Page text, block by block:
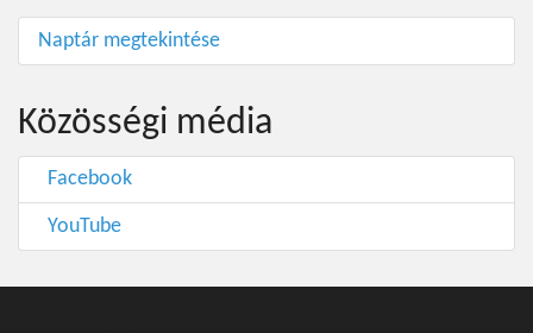
Naptár megtekintése
Közösségi média
Facebook
YouTube